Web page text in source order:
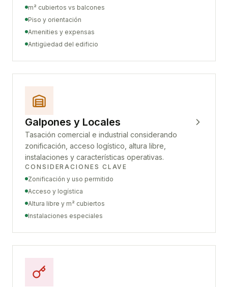
m² cubiertos vs balcones
Piso y orientación
Amenities y expensas
Antigüedad del edificio
Galpones y Locales
Tasación comercial e industrial considerando
zonificación, acceso logístico, altura libre,
instalaciones y características operativas.
CONSIDERACIONES CLAVE
Zonificación y uso permitido
Acceso y logística
Altura libre y m² cubiertos
Instalaciones especiales